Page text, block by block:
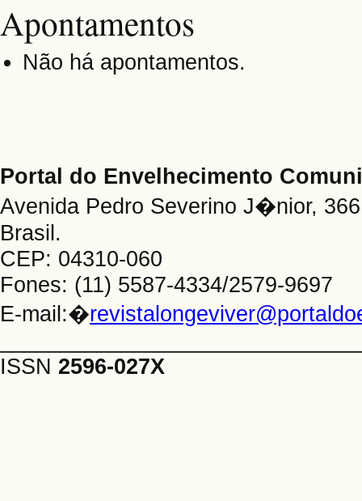
Apontamentos
Não há apontamentos.
Portal do Envelhecimento
Avenida Pedro Severino J�nior,
Brasil.
CEP: 04310-060
Fones: (11) 5587-4334/2579-9697
E-mail:�
ISSN 2596-027X